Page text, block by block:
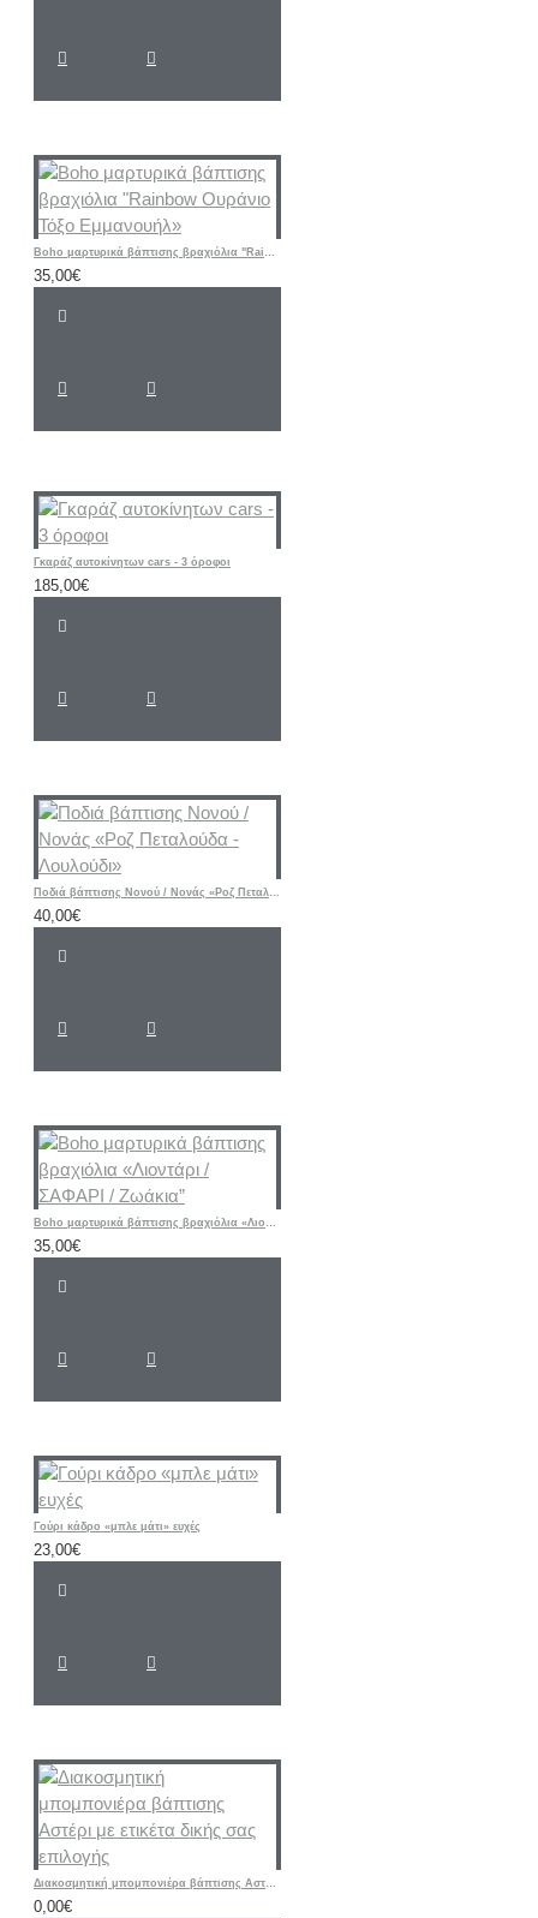
Boho μαρτυρικά βάπτισης βραχιόλια "Rainbow Ουράνιο Τόξο Εμμανουήλ»
35,00€
Γκαράζ αυτοκίνητων cars - 3 όροφοι
185,00€
Ποδιά βάπτισης Νονού / Νονάς «Ροζ Πεταλούδα - Λουλούδι»
40,00€
Boho μαρτυρικά βάπτισης βραχιόλια «Λιοντάρι / ΣΑΦΑΡΙ / Ζωάκια”
35,00€
Γούρι κάδρο «μπλε μάτι» ευχές
23,00€
Διακοσμητική μπομπονιέρα βάπτισης Αστέρι με ετικέτα δικής σας επιλογής
0,00€